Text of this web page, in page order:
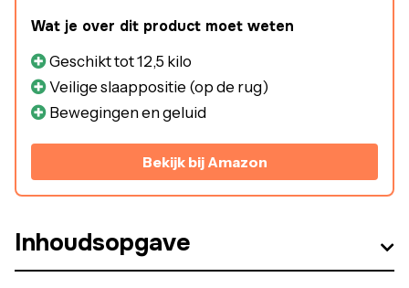
Wat je over dit product moet weten
Geschikt tot 12,5 kilo
Veilige slaappositie (op de rug)
Bewegingen en geluid
Bekijk bij Amazon
Inhoudsopgave